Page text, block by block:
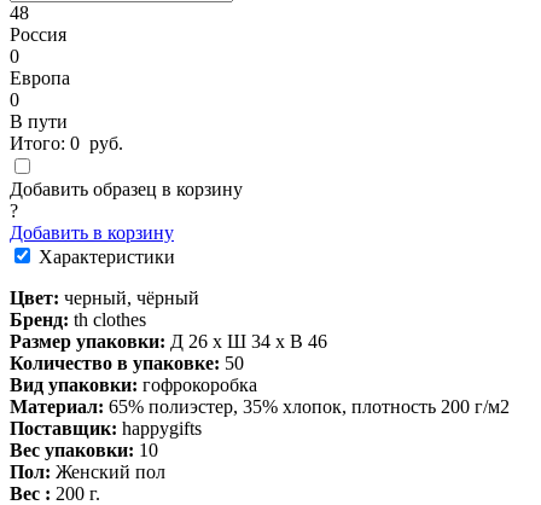
48
Россия
0
Европа
0
В пути
Итого: 0 руб.
Добавить образец в корзину
?
Добавить в корзину
Характеристики
Цвет: черный, чёрный
Бренд: th clothes
Размер упаковки: Д 26 x Ш 34 x В 46
Количество в упаковке: 50
Вид упаковки: гофрокоробка
Материал: 65% полиэстер, 35% хлопок, плотность 200 г/м2
Поставщик: happygifts
Вес упаковки: 10
Пол: Женский пол
Вес : 200 г.